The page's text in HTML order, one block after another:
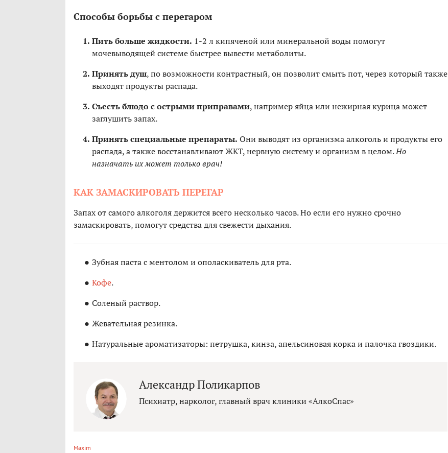
Способы борьбы с перегаром
Пить больше жидкости. 1-2 л кипяченой или минеральной воды помогут
мочевыводящей системе быстрее вывести метаболиты.
Принять душ, по возможности контрастный, он позволит смыть пот, через который также
выходят продукты распада.
Съесть блюдо с острыми приправами, например яйца или нежирная курица может
заглушить запах.
Принять специальные препараты. Они выводят из организма алкоголь и продукты его
распада, а также восстанавливают ЖКТ, нервную систему и организм в целом.Но
назначать их может только врач!
КАК ЗАМАСКИРОВАТЬ ПЕРЕГАР
Запах от самого алкоголя держится всего несколько часов. Но если его нужно срочно
замаскировать, помогут средства для свежести дыхания.
Зубная паста с ментолом и ополаскиватель для рта.
Кофе.
Соленый раствор.
Жевательная резинка.
Натуральные ароматизаторы: петрушка, кинза, апельсиновая корка и палочка гвоздики.
Александр Поликарпов
Психиатр, нарколог, главный врач клиники «АлкоСпас»
Maxim